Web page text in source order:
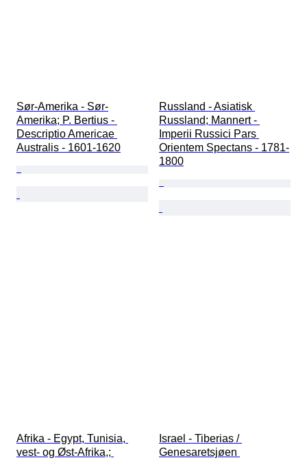
Sør-Amerika - Sør-
Amerika; P. Bertius -
Descriptio Americae
Australis - 1601-1620
Russland - Asiatisk
Russland; Mannert -
Imperii Russici Pars
Orientem Spectans - 1781-
1800
Afrika - Egypt, Tunisia,
vest- og Øst-Afrika,;
Israel - Tiberias /
Genesaretsjøen